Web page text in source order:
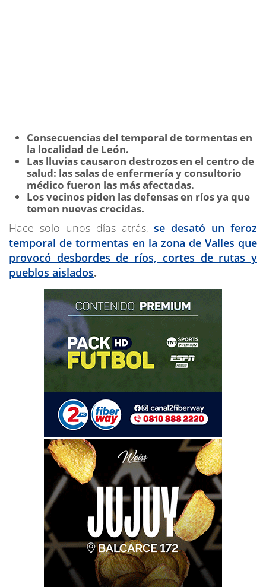
Consecuencias del temporal de tormentas en
la localidad de León.
Las lluvias causaron destrozos en el centro de
salud: las salas de enfermería y consultorio
médico fueron las más afectadas.
Los vecinos piden las defensas en ríos ya que
temen nuevas crecidas.
Hace solo unos días atrás, se desató un feroz
temporal de tormentas en la zona de Valles que
provocó desbordes de ríos, cortes de rutas y
pueblos aislados.